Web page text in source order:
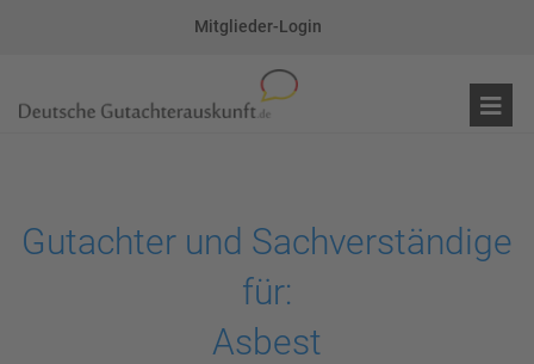
Mitglieder-Login
Gutachter und Sachverständige
für:
Asbest